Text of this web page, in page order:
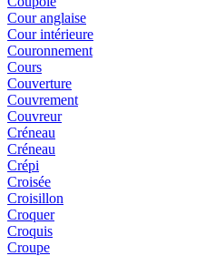
Cour anglaise
Cour intérieure
Couronnement
Cours
Couverture
Couvrement
Couvreur
Créneau
Créneau
Crépi
Croisée
Croisillon
Croquer
Croquis
Croupe